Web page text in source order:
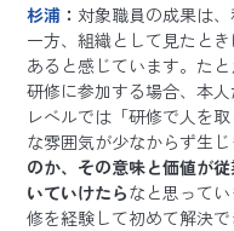
杉浦 ： 対象職員の成果は
一方、組織として見たと
あると感じています。た
研修に参加する場合、本
レベルでは「研修で人を
な雰囲気が少なからず生
のか、その意味と価値が
いていけたらなと思って
修を経験して初めて解決